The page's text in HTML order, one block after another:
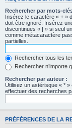
Rechercher par mots-
Insérez le caractère « + »
doit être ignoré. Insérez
discontinues « | » si seul
comme métacaractère
partielles.
Rechercher tous les
Rechercher n’importe
Rechercher par auteur :
Utilisez un astérisque « *
effectuer des recherches
PRÉFÉRENCES DE LA